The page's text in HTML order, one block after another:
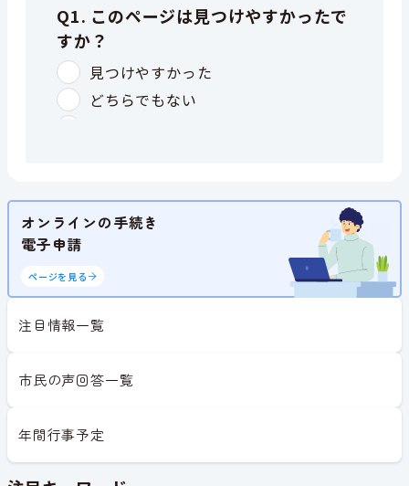
オンラインの手続き
電子申請
ページを見る
注目情報一覧
市民の声回答一覧
年間行事予定